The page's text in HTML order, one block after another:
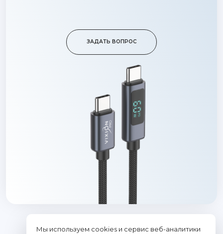
ЗАДАТЬ ВОПРОС
Мы используем cookies и сервис веб-аналитики